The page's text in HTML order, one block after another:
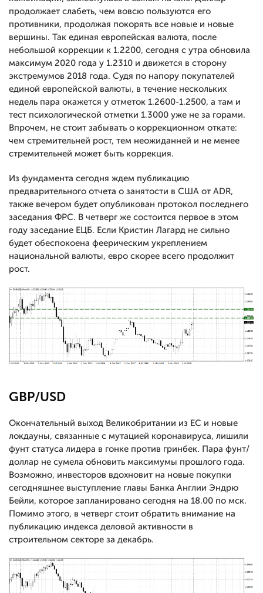
продолжает слабеть, чем вовсю пользуются его
противники, продолжая покорять все новые и новые
вершины. Так единая европейская валюта, после
небольшой коррекции к 1.2200, сегодня с утра обновила
максимум 2020 года у 1.2310 и движется в сторону
экстремумов 2018 года. Судя по напору покупателей
единой европейской валюты, в течение нескольких
недель пара окажется у отметок 1.2600-1.2500, а там и
тест психологической отметки 1.3000 уже не за горами.
Впрочем, не стоит забывать о коррекционном откате:
чем стремительней рост, тем неожиданней и не менее
стремительней может быть коррекция.
Из фундамента сегодня ждем публикацию
предварительного отчета о занятости в США от ADR,
также вечером будет опубликован протокол последнего
заседания ФРС. В четверг же состоится первое в этом
году заседание ЕЦБ. Если Кристин Лагард не сильно
будет обеспокоена феерическим укреплением
национальной валюты, евро скорее всего продолжит
рост.
GBP/USD
Окончательный выход Великобритании из ЕС и новые
локдауны, связанные с мутацией коронавируса, лишили
фунт статуса лидера в гонке против гринбек. Пара фунт/
доллар не сумела обновить максимумы прошлого года.
Возможно, инвесторов вдохновит на новые покупки
сегодняшнее выступление главы Банка Англии Эндрю
Бейли, которое запланировано сегодня на 18.00 по мск.
Помимо этого, в четверг стоит обратить внимание на
публикацию индекса деловой активности в
строительном секторе за декабрь.